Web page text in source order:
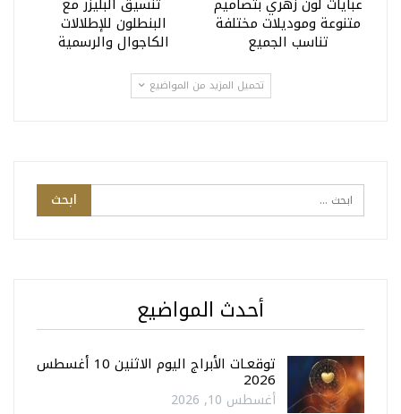
متنوعة وموديلات مختلفة
تناسب الجميع
البنطلون للإطلالات
الكاجوال والرسمية
تحميل المزيد من المواضيع
أحدث المواضيع
توقعـات الأبراج اليوم الاثنين 10 أغسطس
2026
أغسطس 10, 2026